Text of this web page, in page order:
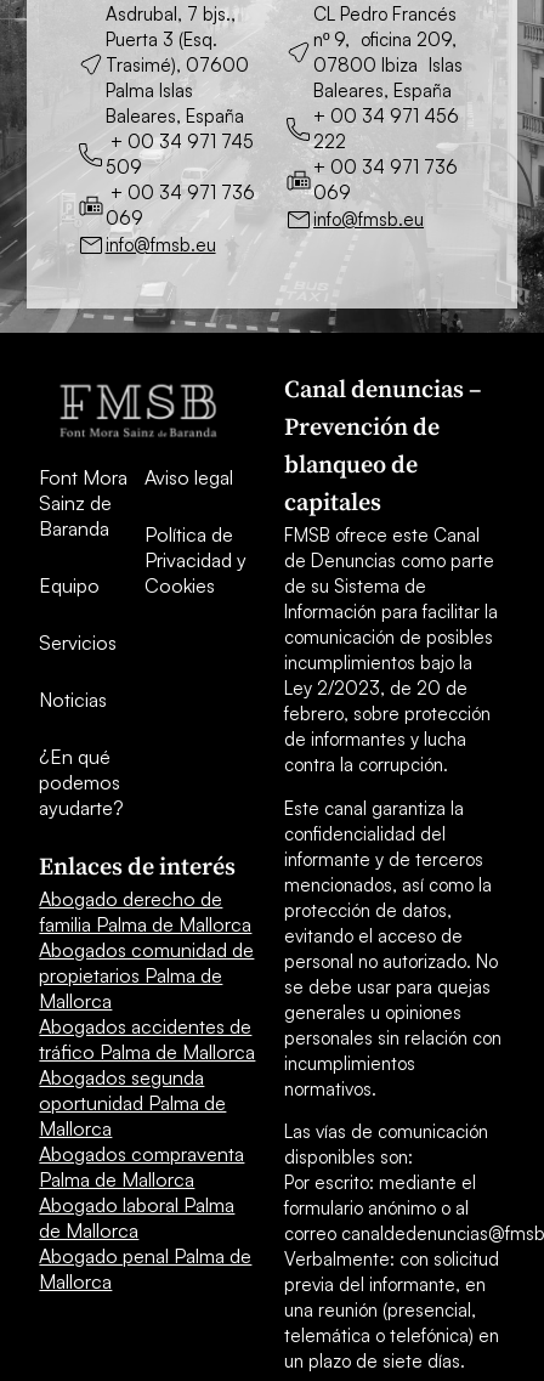
Asdrubal, 7 bjs.,
Puerta 3 (Esq.
Trasimé), 07600
Palma Islas
Baleares, España
+ 00 34 971 745
509
+ 00 34 971 736
069
info@fmsb.eu
CL Pedro Francés
nº 9, oficina 209,
07800 Ibiza Islas
Baleares, España
+ 00 34 971 456
222
+ 00 34 971 736
069
info@fmsb.eu
Font Mora
Sainz de
Baranda
Equipo
Servicios
Noticias
¿En qué
podemos
ayudarte?
Aviso legal
Política de
Privacidad y
Cookies
Enlaces de interés
Abogado derecho de
familia Palma de Mallorca
Abogados comunidad de
propietarios Palma de
Mallorca
Abogados accidentes de
tráfico Palma de Mallorca
Abogados segunda
oportunidad Palma de
Mallorca
Abogados compraventa
Palma de Mallorca
Abogado laboral Palma
de Mallorca
Abogado penal Palma de
Mallorca
Canal denuncias –
Prevención de
blanqueo de
capitales
FMSB ofrece este Canal
de Denuncias como parte
de su Sistema de
Información para facilitar la
comunicación de posibles
incumplimientos bajo la
Ley 2/2023, de 20 de
febrero, sobre protección
de informantes y lucha
contra la corrupción.
Este canal garantiza la
confidencialidad del
informante y de terceros
mencionados, así como la
protección de datos,
evitando el acceso de
personal no autorizado. No
se debe usar para quejas
generales u opiniones
personales sin relación con
incumplimientos
normativos.
Las vías de comunicación
disponibles son:
Por escrito: mediante el
formulario anónimo o al
correo
Verbalmente: con solicitud
previa del informante, en
una reunión (presencial,
telemática o telefónica) en
un plazo de siete días.